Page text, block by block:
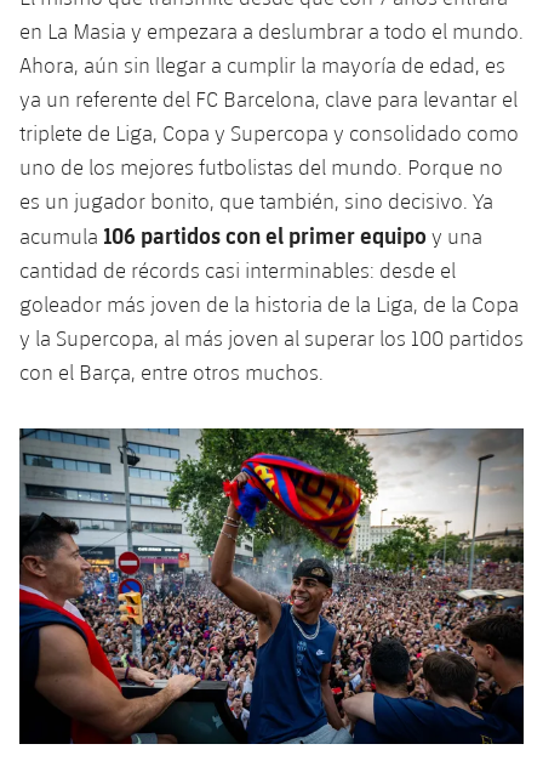
Jugadores
Fotos
Historia
Palmarés
Clasificaciones
Juvenil
Infantil
Alevín
Noticias
Atletismo
Actualidad
Masculino
Femenino
Baloncesto en silla de ruedas
Actualidad
Jugadores
Calendario
Resultados
Hockey sobre hielo
Actualidad
Jugadores
Calendario
Resultados
Clasificaciones
Hockey hierba
plusicon
Noticias
Hockey Hierba Masculino
Hockey Hierba Femenino
Patinaje artístico
plusicon
Actualidad
Plantilla
Agenda
Escuela de Patinaje
Rugby
plusicon
más
Actualidad
Jugadores
Calendario
Resultados
Clasificaciones
Voleibol
plusicon
más
Noticias
Voleibol masculino
Voleibol femenino
Apúntate a las amateurs
plusicon
más
Apúntate a las amateurs
Carnet de las Secciones Amateurs
PLUSICON
MÁS
League of Legends
en La Masia y empezara a deslumbrar a todo el mundo.
Ahora, aún sin llegar a cumplir la mayoría de edad, es
ya un referente del FC Barcelona, ​​clave para levantar el
triplete de Liga, Copa y Supercopa y consolidado como
uno de los mejores futbolistas del mundo. Porque no
es un jugador bonito, que también, sino decisivo. Ya
acumula 106 partidos con el primer equipo y una
cantidad de récords casi interminables: desde el
goleador más joven de la historia de la Liga, de la Copa
y la Supercopa, al más joven al superar los 100 partidos
con el Barça, entre otros muchos.